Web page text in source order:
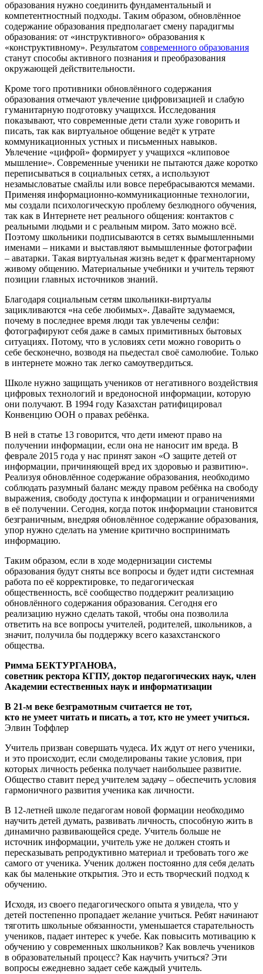
образования нужно соединить фундаментальный и
компетентностный подходы. Таким образом, обновлённое
содержание образования предполагает смену парадигмы
образования: от «инструктивного» образования к
«конструктивному». Результатом современного образования
станут способы активного познания и преобразования
окружающей действительности.
Кроме того противники обновлённого содержания
образования отмечают увлечение цифровизацией и слабую
гуманитарную подготовку учащихся. Исследования
показывают, что современные дети стали хуже говорить и
писать, так как виртуальное общение ведёт к утрате
коммуникационных устных и письменных навыков.
Увлечение «цифрой» формирует у учащихся «клиповое
мышление». Современные ученики не пытаются даже коротко
переписываться в социальных сетях, а используют
незамысловатые смайлы или вовсе перебрасываются мемами.
Применяя информационно-коммуникационные технологии,
мы создали психологическую проблему безлюдного обучения,
так как в Интернете нет реального общения: контактов с
реальными людьми и с реальным миром. Зато можно всё.
Поэтому школьники подписываются в сетях вымышленными
именами – никами и выставляют вымышленные фотографии
– аватарки. Такая виртуальная жизнь ведет к фрагментарному
живому общению. Материальные учебники и учитель теряют
позиции главных источников знаний.
Благодаря социальным сетям школьники-виртуалы
зацикливаются «на себе любимых». Давайте задумаемся,
почему в последнее время люди так увлечены селфи:
фотографируют себя даже в самых примитивных бытовых
ситуациях. Потому, что в условиях сети можно говорить о
себе бесконечно, возводя на пьедестал своё самолюбие. Только
в интернете можно так легко самоутвердиться.
Школе нужно защищать учеников от негативного воздействия
цифровых технологий и вредоносной информации, которую
они получают. В 1994 году Казахстан ратифицировал
Конвенцию ООН о правах ребёнка.
В ней в статье 13 говорится, что дети имеют право на
получении информации, если она не наносит им вреда. В
феврале 2015 года у нас принят закон «О защите детей от
информации, причиняющей вред их здоровью и развитию».
Реализуя обновлённое содержание образования, необходимо
соблюдать разумный баланс между правом ребёнка на свободу
выражения, свободу доступа к информации и ограничениями
в её получении. Сегодня, когда поток информации становится
безграничным, внедряя обновлённое содержание образования,
упор нужно сделать на умение критично воспринимать
информацию.
Таким образом, если в ходе модернизации системы
образования будут сняты все вопросы и будет идти системная
работа по её корректировке, то педагогическая
общественность, всё сообщество поддержит реализацию
обновлённого содержания образования. Сегодня его
реализацию нужно сделать такой, чтобы она позволила
ответить на все вопросы учителей, родителей, школьников, а
значит, получила бы поддержку всего казахстанского
общества.
Римма БЕКТУРГАНОВА,
советник ректора КГПУ, доктор педагогических наук, член
Академии естественных наук и информатизации
В 21-м веке безграмотным считается не тот,
кто не умеет читать и писать, а тот, кто не умеет учиться.
Элвин Тоффлер
Учитель призван совершать чудеса. Их ждут от него ученики,
и это происходит, если смоделированы такие условия, при
которых личность ребенка получает наибольшее развитие.
Общество ставит перед учителем задачу – обеспечить условия
гармоничного развития ученика как личности.
В 12-летней школе педагогам новой формации необходимо
научить детей думать, развивать личность, способную жить в
динамично развивающейся среде. Учитель больше не
источник информации, учитель уже не должен стоять и
пересказывать репродуктивно материал и требовать того же
самого от ученика. Ученик должен постоянно для себя делать
как бы маленькие открытия. Это и есть творческий подход к
обучению.
Исходя, из своего педагогического опыта я увидела, что у
детей постепенно пропадает желание учиться. Ребят начинают
тяготить школьные обязанности, уменьшается старательность
учеников, падает интерес к учебе. Как повысить мотивацию к
обучению у современных школьников? Как вовлечь учеников
в образовательный процесс? Как научить учиться? Эти
вопросы ежедневно задает себе каждый учитель.